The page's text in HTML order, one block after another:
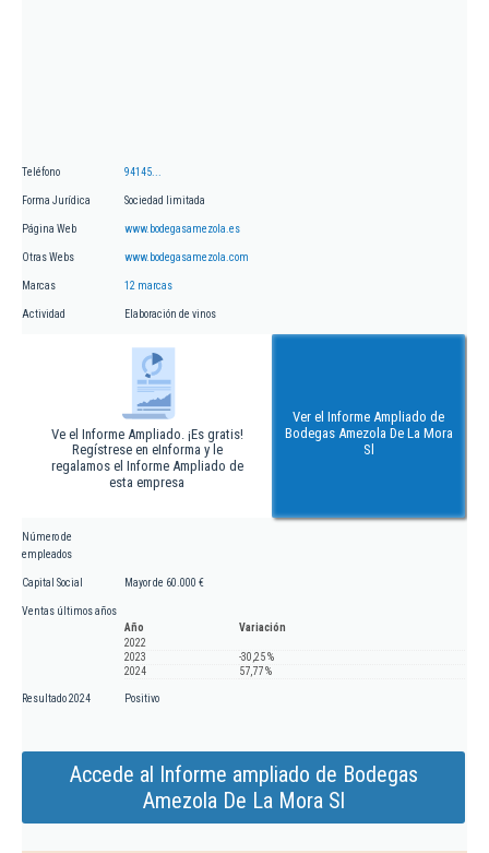
Teléfono 94145...
Forma Jurídica Sociedad limitada
Página Web www.bodegasamezola.es
Otras Webs www.bodegasamezola.com
Marcas 12 marcas
Actividad Elaboración de vinos
Ve el Informe Ampliado. ¡Es gratis!
Regístrese en eInforma y le
regalamos el Informe Ampliado de
esta empresa
Ver el Informe Ampliado de
Bodegas Amezola De La Mora
Sl
Número de
empleados
Capital Social Mayor de 60.000 €
Ventas últimos años
Año
Variación
2022
2023
-30,25 %
2024
57,77 %
Resultado 2024 Positivo
Accede al Informe ampliado de Bodegas
Amezola De La Mora Sl